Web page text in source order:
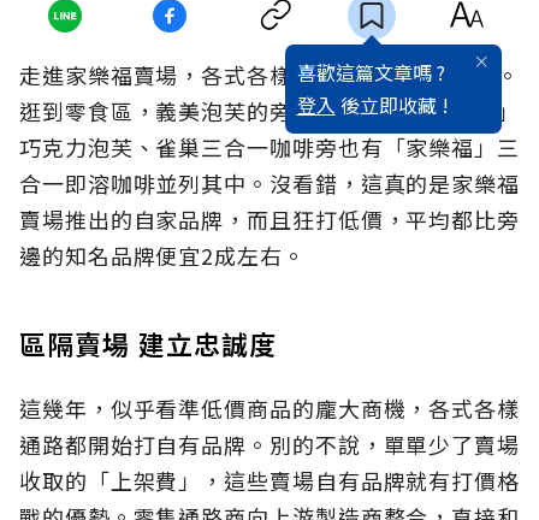
喜歡這篇文章嗎 ?
登入 後立即收藏 !
走進家樂福賣場，各式各樣的折扣訊息映入眼簾。
逛到零食區，義美泡芙的旁邊赫然出現「家樂福」
巧克力泡芙、雀巢三合一咖啡旁也有「家樂福」三
合一即溶咖啡並列其中。沒看錯，這真的是家樂福
賣場推出的自家品牌，而且狂打低價，平均都比旁
邊的知名品牌便宜2成左右。
區隔賣場 建立忠誠度
這幾年，似乎看準低價商品的龐大商機，各式各樣
通路都開始打自有品牌。別的不說，單單少了賣場
收取的「上架費」，這些賣場自有品牌就有打價格